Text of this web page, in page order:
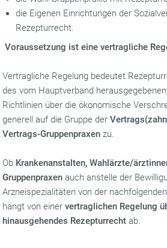
die Eigenen Einrichtungen der
Rezepturrecht.
Voraussetzung ist eine vertragliche
Vertragliche Regelung bedeutet
des vom Hauptverband
Richtlinien über die ökonomische
generell auf die Gruppe der
Vertrags-Gruppenpraxenzu.
Ob Krankenanstalten, Wahlärzte/
Gruppenpraxen auch anstelle der
Arzneispezialitäten von der
hängt von einervertraglichen Regelung
hinausgehendes Rezepturrecht ab.